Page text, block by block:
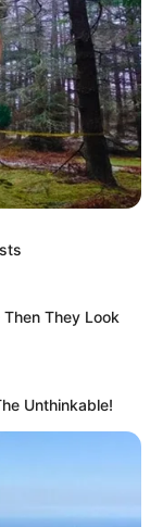
They Look
Unthinkable!